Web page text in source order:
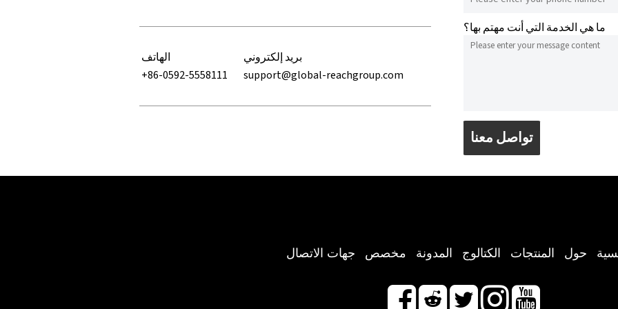
الهاتف
بريد إلكتروني
+86-0592-5558111
support@global-reachgroup.com
ما هي الخدمة التي أنت مهتم بها؟
تواصل معنا
حول المنتجات الكتالوج المدونة مخصص جهات الاتصال